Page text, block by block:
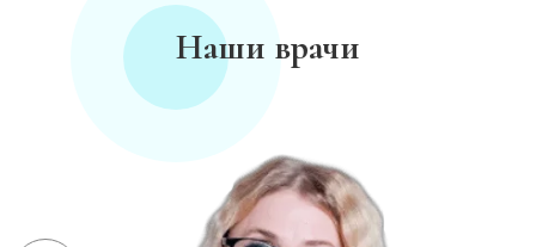
Наши врачи